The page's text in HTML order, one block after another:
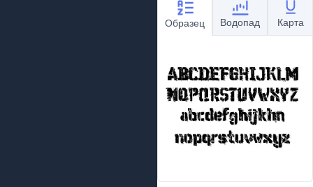
Образец Водопад Карта